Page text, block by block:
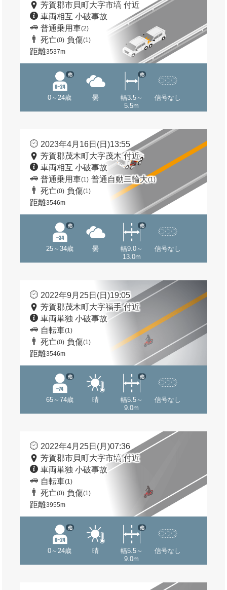
芳賀郡市貝町大字市塙 付近
車両相互 小破事故
普通乗用車(2)
死亡(0) 負傷(1)
距離3537m
0～24歳
他
曇
幅3.5～
5.5m
他
信号なし
2023年4月16日(日)13:55
芳賀郡茂木町大字茂木 付近
車両相互 小破事故
普通乗用車(1) 普通自動二輪大(1)
死亡(0) 負傷(1)
距離3546m
25～34歳
他
曇
幅9.0～
13.0m
他
信号なし
2022年9月25日(日)19:05
芳賀郡茂木町大字福手 付近
車両単独 小破事故
自転車(1)
死亡(0) 負傷(1)
距離3546m
65～74歳
他
晴
幅5.5～
9.0m
他
信号なし
2022年4月25日(月)07:36
芳賀郡市貝町大字市塙 付近
車両単独 小破事故
自転車(1)
死亡(0) 負傷(1)
距離3955m
0～24歳
他
晴
幅5.5～
9.0m
他
信号なし